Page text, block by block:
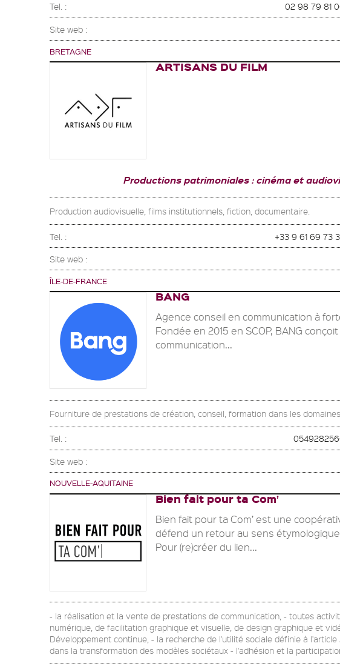
Tel. : 02 98 79 81
Site web :
BRETAGNE
ARTISANS DU FILM
Productions patrimoniales : cinéma et
Production audiovisuelle, films institutionnels, fiction, documentaire.
Tel. : +33 9 61 69 73
Site web :
ÎLE-DE-FRANCE
BANG
Agence conseil en communication à
Fondée en 2015 en SCOP, BANG
communication...
Fourniture de prestations de création, conseil, formation dans les
Tel. :
Site web :
NOUVELLE-AQUITAINE
Bien fait pour ta Com’
Bien fait pour ta Com’ est une
défend un retour au sens étymologique
Pour (re)créer du lien...
- la réalisation et la vente de prestations de communication, - toutes
numérique, de facilitation graphique et visuelle, de design graphique et
Développement continue, - la recherche de l'utilité sociale définie à
dans la transformation des modèles sociétaux - l'adhésion et la